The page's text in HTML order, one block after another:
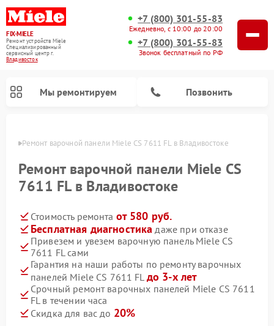
FIX-MIELE
Ремонт устройств Miele
Специализированный
cервисный центр г.
Владивосток
+7 (800) 301-55-83
Ежедневно, с 10:00 до 20:00
+7 (800) 301-55-83
Звонок бесплатный по РФ
Мы ремонтируем Позвонить
Ремонт варочной панели Miele CS 7611 FL в Владивостоке
Ремонт варочной панели Miele CS
7611 FL в Владивостоке
Стоимость ремонта от 580 руб.
Бесплатная диагностика даже при отказе
Привезем и увезем варочную панель Miele CS
7611 FL сами
Гарантия на наши работы по ремонту варочных
панелей Miele CS 7611 FL до 3-х лет
Срочный ремонт варочных панелей Miele CS 7611
FL в течении часа
Скидка для вас до 20%